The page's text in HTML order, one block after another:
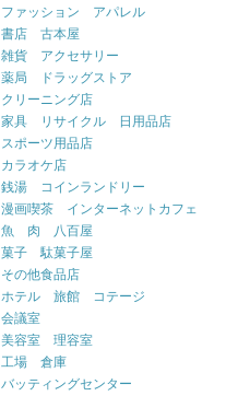
ファッション アパレル
書店 古本屋
雑貨 アクセサリー
薬局 ドラッグストア
クリーニング店
家具 リサイクル 日用品店
スポーツ用品店
カラオケ店
銭湯 コインランドリー
漫画喫茶 インターネットカフェ
魚 肉 八百屋
菓子 駄菓子屋
その他食品店
ホテル 旅館 コテージ
会議室
美容室 理容室
工場 倉庫
バッティングセンター